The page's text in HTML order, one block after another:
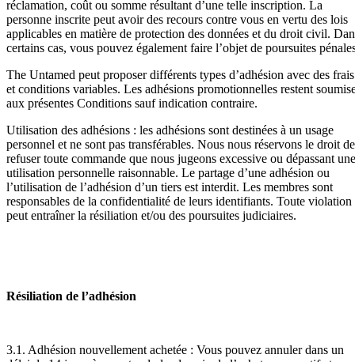
réclamation, coût ou somme résultant d’une telle inscription. La
personne inscrite peut avoir des recours contre vous en vertu des lois
applicables en matière de protection des données et du droit civil.
certains cas, vous pouvez également faire l’objet de poursuites
The Untamed peut proposer différents types d’adhésion avec des frais
et conditions variables. Les adhésions promotionnelles restent
aux présentes Conditions sauf indication contraire.
Utilisation des adhésions : les adhésions sont destinées à un usage
personnel et ne sont pas transférables. Nous nous réservons le droit de
refuser toute commande que nous jugeons excessive ou dépassant une
utilisation personnelle raisonnable. Le partage d’une adhésion ou
l’utilisation de l’adhésion d’un tiers est interdit. Les membres sont
responsables de la confidentialité de leurs identifiants. Toute violation
peut entraîner la résiliation et/ou des poursuites judiciaires.
Résiliation de l’adhésion
3.1. Adhésion nouvellement achetée : Vous pouvez annuler dans un